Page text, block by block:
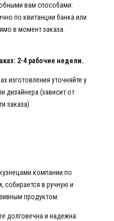
вам способами:
по квитанции банка или
в момент заказа.
2-4 рабочие недели.
изготовления уточняйте у
дизайнера (зависит от
заказа)
компании по
собирается в ручную и
продуктом.
долговечна и надежна: